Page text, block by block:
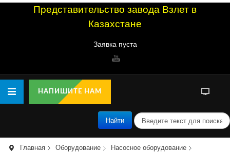
Представительство завода Взлет в
Казахстане
Заявка пуста
НАПИШИТЕ НАМ
Найти
п
о
и
с
Главная Оборудование
Насосное оборудование